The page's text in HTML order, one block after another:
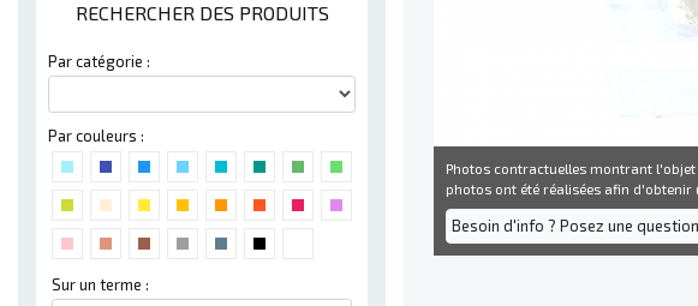
RECHERCHER DES PRODUITS
Par catégorie :
Par couleurs :
Sur un terme :
Photos contractuelles montrant
photos ont été réalisées afin d'obtenir
Besoin d'info ? Posez une question